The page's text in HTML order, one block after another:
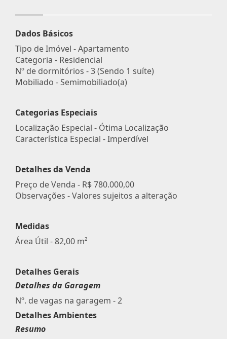
Dados Básicos
Tipo de Imóvel - Apartamento
Categoria - Residencial
Nº de dormitórios - 3 (Sendo 1 suíte)
Mobiliado - Semimobiliado(a)
Categorias Especiais
Localização Especial - Ótima Localização
Característica Especial - Imperdível
Detalhes da Venda
Preço de Venda - R$ 780.000,00
Observações - Valores sujeitos a alteração
Medidas
Área Útil - 82,00 m²
Detalhes Gerais
Detalhes da Garagem
Nº. de vagas na garagem - 2
Detalhes Ambientes
Resumo